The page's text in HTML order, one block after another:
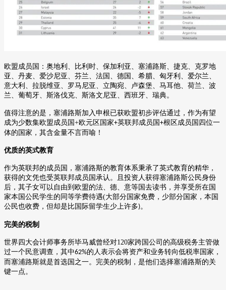
欧盟成员国：奥地利、比利时、保加利亚、塞浦路斯、捷克、克罗地
亚、丹麦、爱沙尼亚、芬兰、法国、德国、希腊、匈牙利、爱尔兰、
意大利、拉脱维亚、罗马尼亚、立陶宛、卢森堡、马耳他、荷兰、波
兰、葡萄牙、斯洛伐克、斯洛文尼亚、西班牙、瑞典。
值得注意的是，塞浦路斯加入申根已获欧盟初步评估通过，作为有望
成为少数集欧盟成员国 +欧元区国家+英联邦成员国 +根区成员国四位一
体的国家，其含金量不言而喻！
优质的英式教育
作为英联邦的成员国，塞浦路斯的教育体系秉承了英式教育的精华，
获得的文凭也受英联邦成员国承认。
且投资人获得塞浦路斯公民身份
后，其子女可以自由到欧盟的法、德、意等国去读书，并享受所在国
家本国公民学生的同等学费待遇(大部分国家免费，少部分国家，本国
公民也收费，但却是比国际留学生少上许多)。
完美的税制
世界四大会计师事务所毕马威曾经对120家跨国公司的高级税务主管做
过一个民意调查，其中62%的人表示会将资产和业务转向低税率国家，
而塞浦路斯就是首选国之一。完美的税制，是他们选择塞浦路斯的关
键一点。